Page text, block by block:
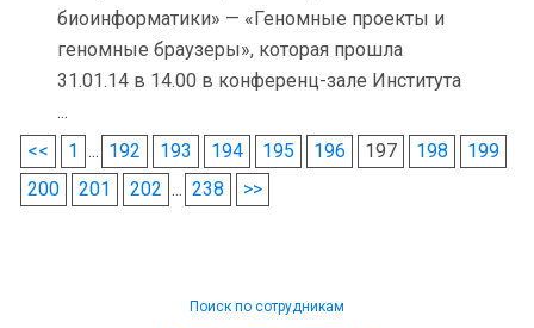
биоинформатики» — «Геномные проекты и
геномные браузеры», которая прошла
31.01.14 в 14.00 в конференц-зале Института
...
<<
1 ... 192 193 194 195 196 197 198
199
200
201 202 ... 238 >>
Поиск по сотрудникам